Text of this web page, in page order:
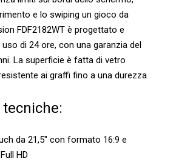
e lo swiping un gioco da
FDF2182WT è progettato e
di 24 ore, con una garanzia del
La superficie è fatta di vetro
ai graffi fino a una durezza
da 21,5″ con formato 16:9 e
HD